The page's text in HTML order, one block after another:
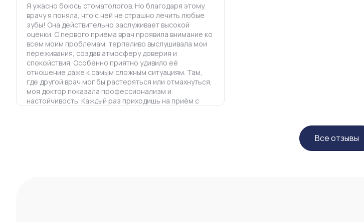
Я ужасно боюсь стоматологов. Но благодаря этому
врачу я поняла, что с ней не страшно лечить любые
зубы! Она действительно заслуживает высокой
оценки. С первого приема врач проявила внимание ко
всем моим проблемам, терпеливо выслушивала мои
переживания, создав атмосферу доверия и
спокойствия. Особенно приятно удивило её
отношение даже к самым сложным ситуациям. Там,
где другой врач мог бы растеряться или отмахнуться,
моя доктор показала профессионализм и
настойчивость. Каждый раз приходишь на приём с
Все отзывы